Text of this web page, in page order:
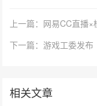
下一篇：游戏工委发布
相关文章